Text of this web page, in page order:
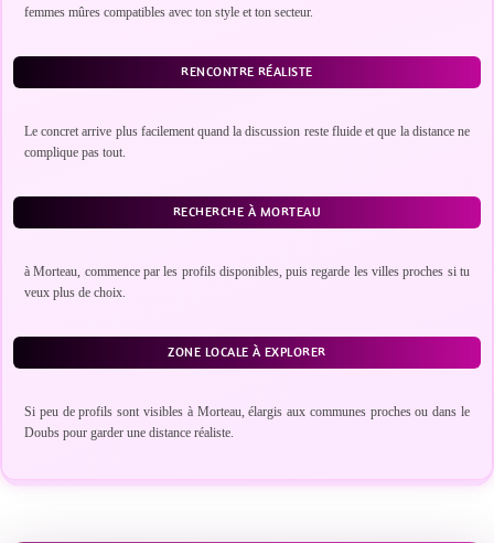
femmes mûres compatibles avec ton style et ton secteur.
RENCONTRE RÉALISTE
Le concret arrive plus facilement quand la discussion reste fluide et que la distance ne
complique pas tout.
RECHERCHE À MORTEAU
à Morteau, commence par les profils disponibles, puis regarde les villes proches si tu
veux plus de choix.
ZONE LOCALE À EXPLORER
Si peu de profils sont visibles à Morteau, élargis aux communes proches ou dans le
Doubs pour garder une distance réaliste.